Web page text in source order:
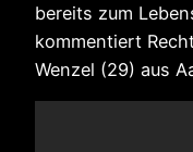
bereits zum
kommentiert
Wenzel (29) aus